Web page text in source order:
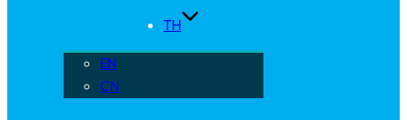
TH
EN
CN